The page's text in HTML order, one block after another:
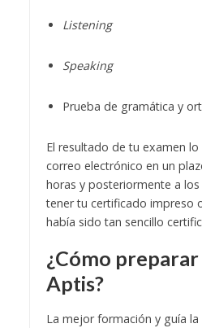
Listening
Speaking
Prueba de gramática y
El resultado de tu examen
correo electrónico en un
horas y posteriormente a
tener tu certificado impreso
había sido tan sencillo
¿Cómo
Aptis?
La mejor formación y guía